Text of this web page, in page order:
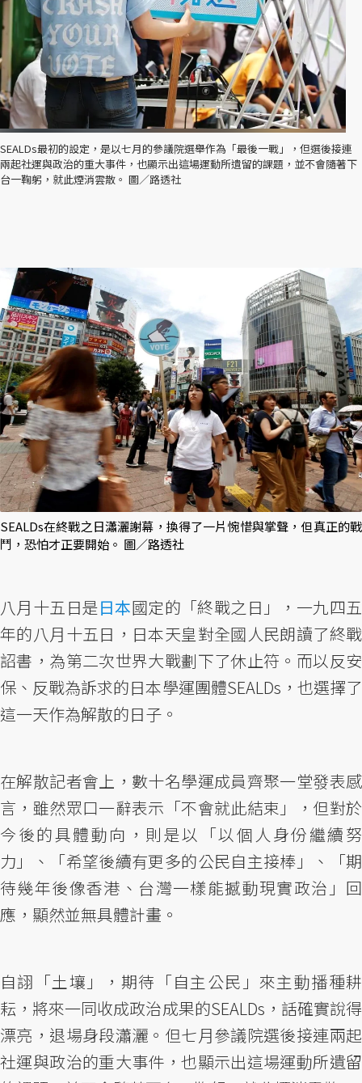
SEALDs最初的設定，是以七月的參議院選舉作為「最後一戰」，但選後接連
兩起社運與政治的重大事件，也顯示出這場運動所遺留的課題，並不會隨著下
台一鞠躬，就此煙消雲散。 圖／路透社
SEALDs在終戰之日瀟灑謝幕，換得了一片惋惜與掌聲，但真正的戰
鬥，恐怕才正要開始。 圖／路透社
八月十五日是日本國定的「終戰之日」，一九四五
年的八月十五日，日本天皇對全國人民朗讀了終戰
詔書，為第二次世界大戰劃下了休止符。而以反安
保、反戰為訴求的日本學運團體SEALDs，也選擇了
這一天作為解散的日子。
在解散記者會上，數十名學運成員齊聚一堂發表感
言，雖然眾口一辭表示「不會就此結束」，但對於
今後的具體動向，則是以「以個人身份繼續努
力」、「希望後續有更多的公民自主接棒」、「期
待幾年後像香港、台灣一樣能撼動現實政治」回
應，顯然並無具體計畫。
自詡「土壤」，期待「自主公民」來主動播種耕
耘，將來一同收成政治成果的SEALDs，話確實說得
漂亮，退場身段瀟灑。但七月參議院選後接連兩起
社運與政治的重大事件，也顯示出這場運動所遺留